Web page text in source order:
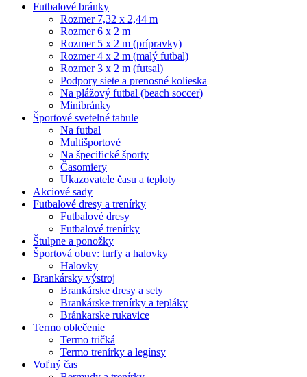
Futbalové bránky
Rozmer 7,32 x 2,44 m
Rozmer 6 x 2 m
Rozmer 5 x 2 m (prípravky)
Rozmer 4 x 2 m (malý futbal)
Rozmer 3 x 2 m (futsal)
Podpory siete a prenosné kolieska
Na plážový futbal (beach soccer)
Minibránky
Športové svetelné tabule
Na futbal
Multišportové
Na špecifické športy
Časomiery
Ukazovatele času a teploty
Akciové sady
Futbalové dresy a trenírky
Futbalové dresy
Futbalové trenírky
Štulpne a ponožky
Športová obuv: turfy a halovky
Halovky
Brankársky výstroj
Brankárske dresy a sety
Brankárske trenírky a tepláky
Bránkarske rukavice
Termo oblečenie
Termo tričká
Termo trenírky a legínsy
Voľný čas